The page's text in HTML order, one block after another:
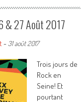
& 27 Août 2017
- 31 août 2017
Trois jours de
Rock en
Seine! Et
pourtant